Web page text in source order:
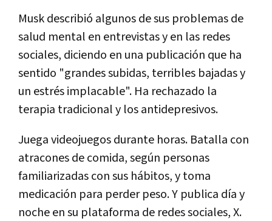
Musk describió algunos de sus problemas de
salud mental en entrevistas y en las redes
sociales, diciendo en una publicación que ha
sentido "grandes subidas, terribles bajadas y
un estrés implacable". Ha rechazado la
terapia tradicional y los antidepresivos.
Juega videojuegos durante horas. Batalla con
atracones de comida, según personas
familiarizadas con sus hábitos, y toma
medicación para perder peso. Y publica día y
noche en su plataforma de redes sociales, X.